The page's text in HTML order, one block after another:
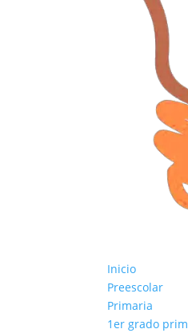
Inicio
Preescolar
Primaria
1er grado